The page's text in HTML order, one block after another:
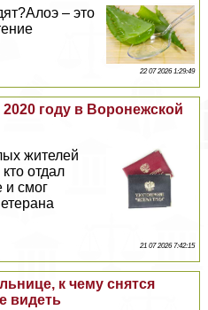
– это
22 07 2026 1:29:49
году в Воронежской
жителей
отдал
и смог
21 07 2026 7:42:15
к чему снятся
видеть